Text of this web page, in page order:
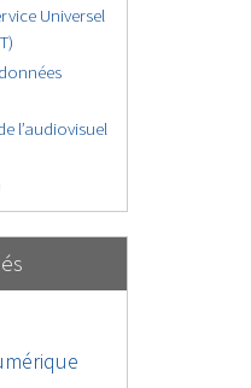
Universel
l’audiovisuel